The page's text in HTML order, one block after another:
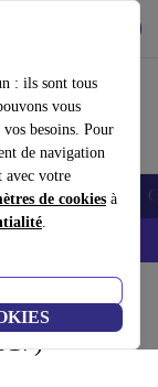
: ils sont tous
vous
besoins. Pour
de navigation
avec votre
de cookies à
.
Accessoires
-